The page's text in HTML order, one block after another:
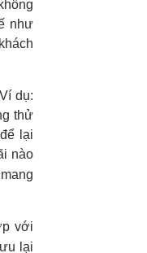
như
dụ:
thử
lại
nào
với
lại